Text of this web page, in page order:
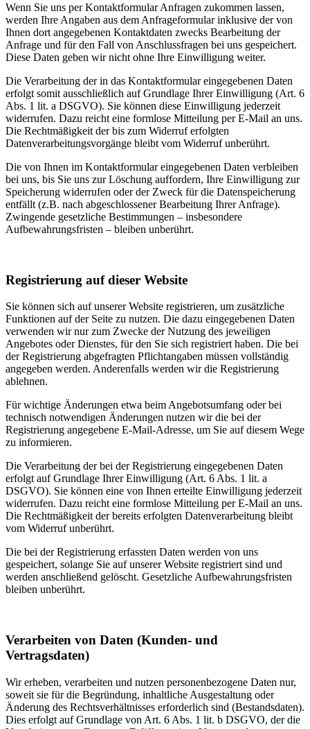
Wenn Sie uns per Kontaktformular Anfragen zukommen lassen,
werden Ihre Angaben aus dem Anfrageformular inklusive der von
Ihnen dort angegebenen Kontaktdaten zwecks Bearbeitung der
Anfrage und für den Fall von Anschlussfragen bei uns gespeichert.
Diese Daten geben wir nicht ohne Ihre Einwilligung weiter.
Die Verarbeitung der in das Kontaktformular eingegebenen Daten
erfolgt somit ausschließlich auf Grundlage Ihrer Einwilligung (Art. 6
Abs. 1 lit. a DSGVO). Sie können diese Einwilligung jederzeit
widerrufen. Dazu reicht eine formlose Mitteilung per E-Mail an uns.
Die Rechtmäßigkeit der bis zum Widerruf erfolgten
Datenverarbeitungsvorgänge bleibt vom Widerruf unberührt.
Die von Ihnen im Kontaktformular eingegebenen Daten verbleiben
bei uns, bis Sie uns zur Löschung auffordern, Ihre Einwilligung zur
Speicherung widerrufen oder der Zweck für die Datenspeicherung
entfällt (z.B. nach abgeschlossener Bearbeitung Ihrer Anfrage).
Zwingende gesetzliche Bestimmungen – insbesondere
Aufbewahrungsfristen – bleiben unberührt.
Registrierung auf dieser Website
Sie können sich auf unserer Website registrieren, um zusätzliche
Funktionen auf der Seite zu nutzen. Die dazu eingegebenen Daten
verwenden wir nur zum Zwecke der Nutzung des jeweiligen
Angebotes oder Dienstes, für den Sie sich registriert haben. Die bei
der Registrierung abgefragten Pflichtangaben müssen vollständig
angegeben werden. Anderenfalls werden wir die Registrierung
ablehnen.
Für wichtige Änderungen etwa beim Angebotsumfang oder bei
technisch notwendigen Änderungen nutzen wir die bei der
Registrierung angegebene E-Mail-Adresse, um Sie auf diesem Wege
zu informieren.
Die Verarbeitung der bei der Registrierung eingegebenen Daten
erfolgt auf Grundlage Ihrer Einwilligung (Art. 6 Abs. 1 lit. a
DSGVO). Sie können eine von Ihnen erteilte Einwilligung jederzeit
widerrufen. Dazu reicht eine formlose Mitteilung per E-Mail an uns.
Die Rechtmäßigkeit der bereits erfolgten Datenverarbeitung bleibt
vom Widerruf unberührt.
Die bei der Registrierung erfassten Daten werden von uns
gespeichert, solange Sie auf unserer Website registriert sind und
werden anschließend gelöscht. Gesetzliche Aufbewahrungsfristen
bleiben unberührt.
Verarbeiten von Daten (Kunden- und
Vertragsdaten)
Wir erheben, verarbeiten und nutzen personenbezogene Daten nur,
soweit sie für die Begründung, inhaltliche Ausgestaltung oder
Änderung des Rechtsverhältnisses erforderlich sind (Bestandsdaten).
Dies erfolgt auf Grundlage von Art. 6 Abs. 1 lit. b DSGVO, der die